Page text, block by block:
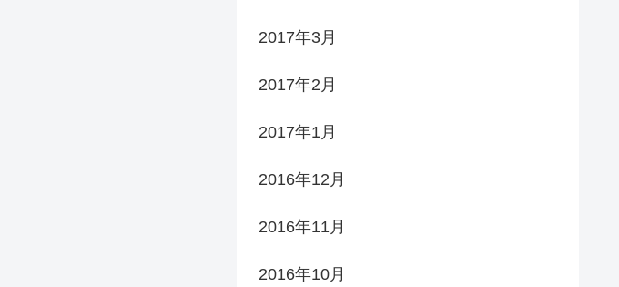
2017年3月
2017年2月
2017年1月
2016年12月
2016年11月
2016年10月